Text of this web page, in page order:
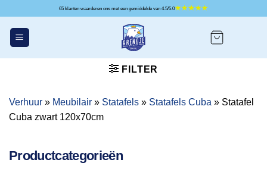
inhoud
65 klanten waarderen ons met een gemiddelde van 4.5/5.0
FILTER
Verhuur » Meubilair » Statafels » Statafels Cuba » Statafel
Cuba zwart 120x70cm
Productcategorieën